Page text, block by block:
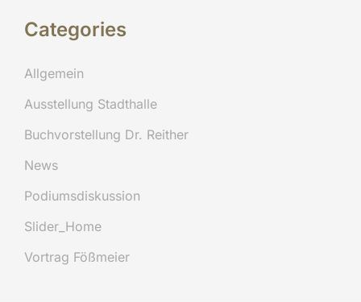
Categories
Allgemein
Ausstellung Stadthalle
Buchvorstellung Dr. Reither
News
Podiumsdiskussion
Slider_Home
Vortrag Fößmeier